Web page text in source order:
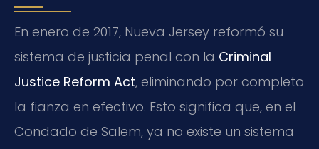
En enero de 2017, Nueva Jersey reformó su
sistema de justicia penal con la Criminal
Justice Reform Act, eliminando por completo
la fianza en efectivo. Esto significa que, en el
Condado de Salem, ya no existe un sistema